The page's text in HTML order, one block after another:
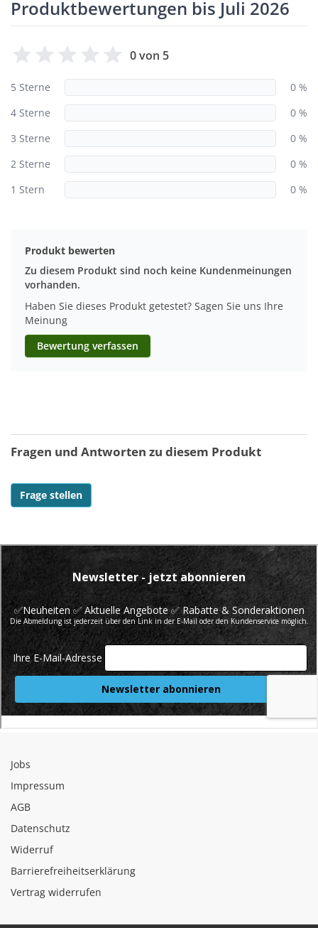
Produktbewertungen bis Juli 2026
0 von 5
5 Sterne
0 %
4 Sterne
0 %
3 Sterne
0 %
2 Sterne
0 %
1 Stern
0 %
Produkt bewerten
Zu diesem Produkt sind noch keine Kundenmeinungen
vorhanden.
Haben Sie dieses Produkt getestet? Sagen Sie uns Ihre
Meinung
Bewertung verfassen
Fragen und Antworten zu diesem Produkt
Frage stellen
Jobs
Impressum
AGB
Datenschutz
Widerruf
Barrierefreiheitserklärung
Vertrag widerrufen